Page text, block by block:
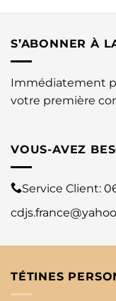
S’ABONNER À
Immédiatement
votre première
VOUS-AVEZ
Service Client:
TÉTINES